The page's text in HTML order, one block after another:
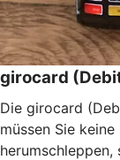
girocard
Die girocard
müssen Sie
herumschleppen,